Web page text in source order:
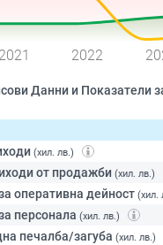
2021 2022
Данни и Показатели
(хил. лв.)
от продажби (хил. лв.)
оперативна дейност (хил.
персонала (хил. лв.)
печалба/загуба (хил. лв.)